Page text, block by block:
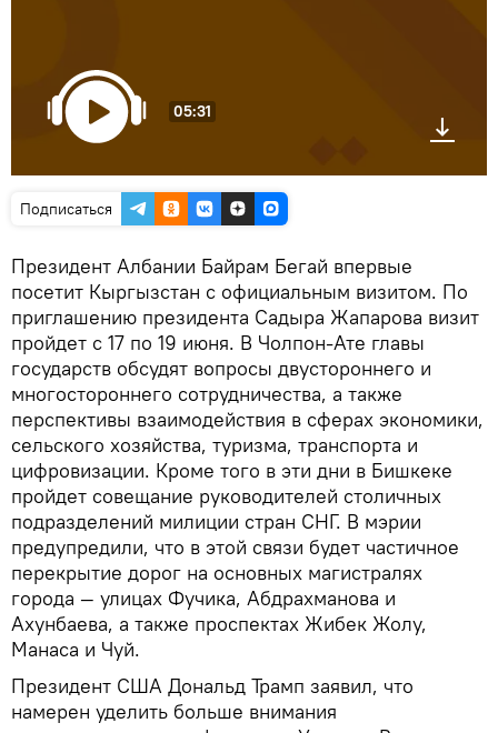
05:31
Подписаться
Президент Албании Байрам Бегай впервые
посетит Кыргызстан с официальным визитом. По
приглашению президента Садыра Жапарова визит
пройдет с 17 по 19 июня. В Чолпон-Ате главы
государств обсудят вопросы двустороннего и
многостороннего сотрудничества, а также
перспективы взаимодействия в сферах экономики,
сельского хозяйства, туризма, транспорта и
цифровизации. Кроме того в эти дни в Бишкеке
пройдет совещание руководителей столичных
подразделений милиции стран СНГ. В мэрии
предупредили, что в этой связи будет частичное
перекрытие дорог на основных магистралях
города — улицах Фучика, Абдрахманова и
Ахунбаева, а также проспектах Жибек Жолу,
Манаса и Чуй.
Президент США Дональд Трамп заявил, что
намерен уделить больше внимания